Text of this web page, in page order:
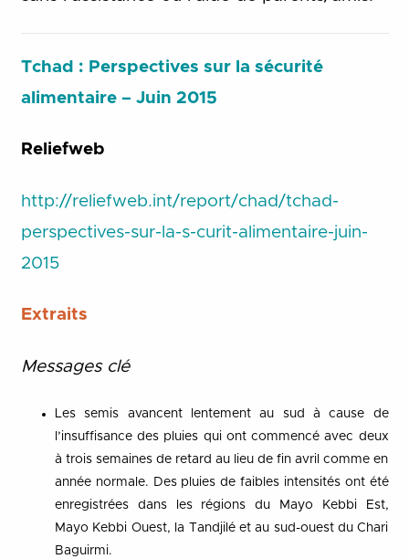
Tchad : Perspectives sur la sécurité
alimentaire – Juin 2015
Reliefweb
http://reliefweb.int/report/chad/tchad-
perspectives-sur-la-s-curit-alimentaire-juin-
2015
Extraits
Messages clé
Les semis avancent lentement au sud à cause de
l’insuffisance des pluies qui ont commencé avec deux
à trois semaines de retard au lieu de fin avril comme en
année normale. Des pluies de faibles intensités ont été
enregistrées dans les régions du Mayo Kebbi Est,
Mayo Kebbi Ouest, la Tandjilé et au sud-ouest du Chari
Baguirmi.